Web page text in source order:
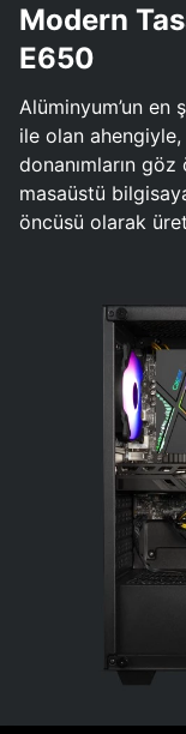
Modern
E650
Alüminyum’un en
ile olan
donanımların
masaüstü
öncüsü olarak